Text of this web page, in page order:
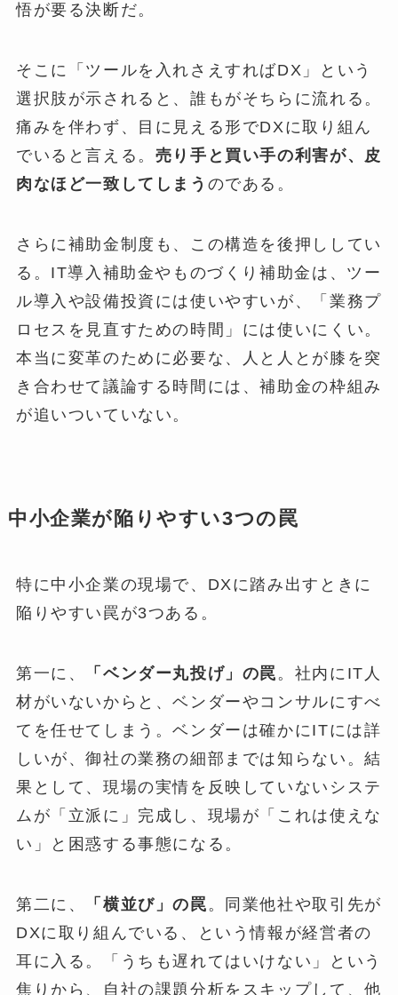
悟が要る決断だ。
そこに「ツールを入れさえすればDX」という
選択肢が示されると、誰もがそちらに流れる。
痛みを伴わず、目に見える形でDXに取り組ん
でいると言える。 売り手と買い手の利害が、皮
肉なほど一致してしまう のである。
さらに補助金制度も、この構造を後押ししてい
る。IT導入補助金やものづくり補助金は、ツー
ル導入や設備投資には使いやすいが、「業務プ
ロセスを見直すための時間」には使いにくい。
本当に変革のために必要な、人と人とが膝を突
き合わせて議論する時間には、補助金の枠組み
が追いついていない。
中小企業が陥りやすい3つの罠
特に中小企業の現場で、DXに踏み出すときに
陥りやすい罠が3つある。
第一に、 「ベンダー丸投げ」の罠 。社内にIT人
材がいないからと、ベンダーやコンサルにすべ
てを任せてしまう。ベンダーは確かにITには詳
しいが、御社の業務の細部までは知らない。結
果として、現場の実情を反映していないシステ
ムが「立派に」完成し、現場が「これは使えな
い」と困惑する事態になる。
第二に、 「横並び」の罠 。同業他社や取引先が
DXに取り組んでいる、という情報が経営者の
耳に入る。「うちも遅れてはいけない」という
焦りから、自社の課題分析をスキップして、他